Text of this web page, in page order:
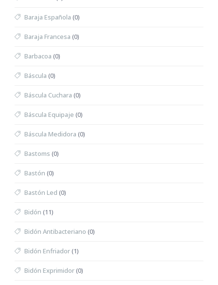
Baraja Española (0)
Baraja Francesa (0)
Barbacoa (0)
Báscula (0)
Báscula Cuchara (0)
Báscula Equipaje (0)
Báscula Medidora (0)
Bastoms (0)
Bastón (0)
Bastón Led (0)
Bidón (11)
Bidón Antibacteriano (0)
Bidón Enfriador(1)
Bidón Exprimidor(0)